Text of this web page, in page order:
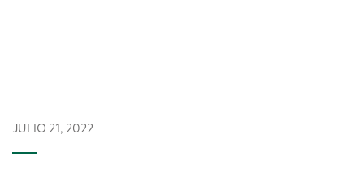
JULIO 21, 2022